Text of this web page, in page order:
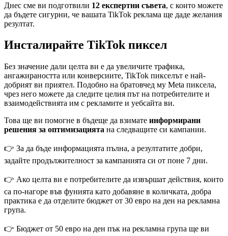
Днес сме ви подготвили 12 експертни съвета, с които можете
да бъдете сигурни, че вашата TikTok реклама ще даде желания
резултат.
Инсталирайте TikTok пиксел
Без значение дали целта ви е да увеличите трафика,
ангажираността или конверсиите, TikTok пикселът е най-
добрият ви приятел. Подобно на братовчед му Meta пиксела,
чрез него можете да следите целия път на потребителите и
взаимодействията им с рекламите и уебсайта ви.
Това ще ви помогне в бъдеще да взимате информирани
решения за оптимизацията на следващите си кампании.
👉 За да бъде информацията пълна, а резултатите добри,
задайте продължителност за кампанията си от поне 7 дни.
👉 Ако целта ви е потребителите да извършат действия, които
са по-нагоре във фунията като добавяне в количката, добра
практика е да отделите бюджет от 30 евро на ден на рекламна
група.
👉 Бюджет от 50 евро на ден пък на рекламна група ще ви